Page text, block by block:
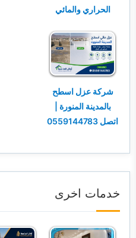
الحراري والمائي
شركة عزل اسطح
بالمدينة المنورة |
اتصل 0559144783
خدمات اخرى